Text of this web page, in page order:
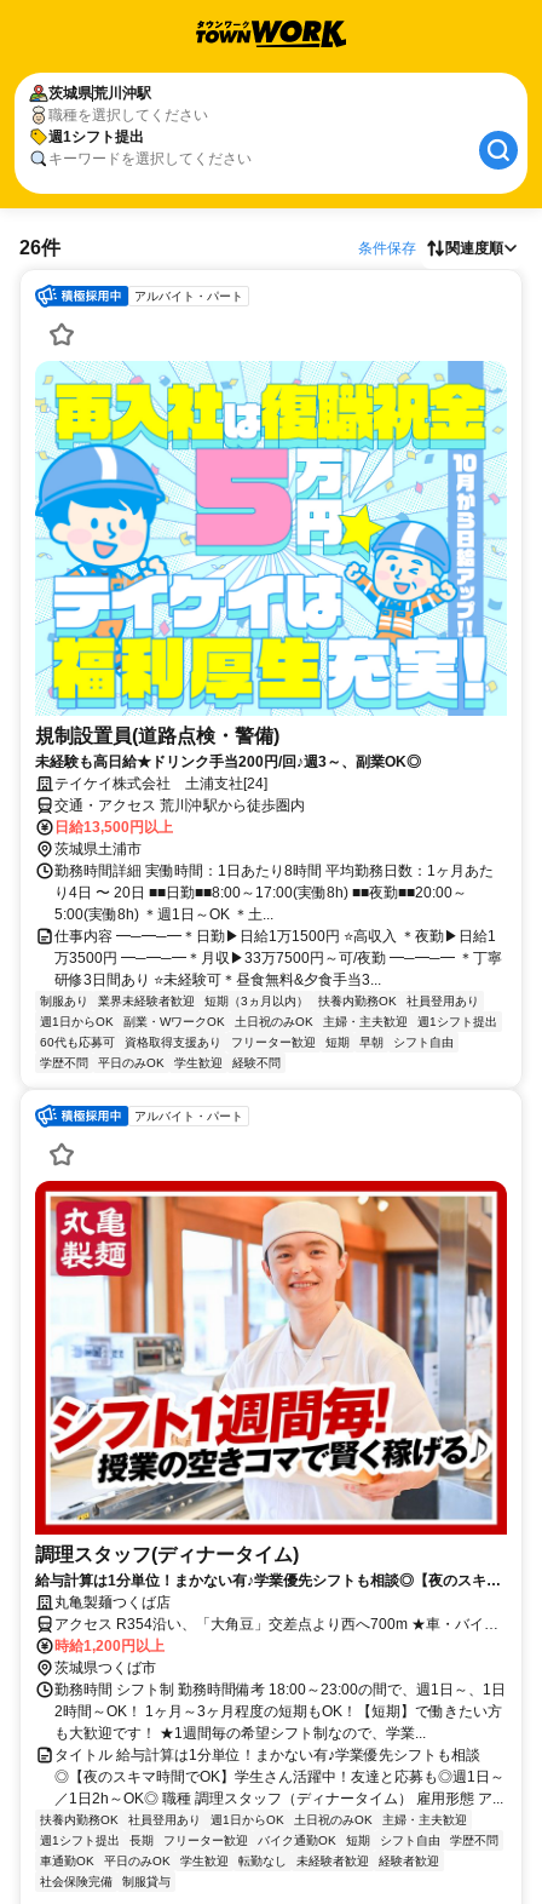
茨城県荒川沖駅
職種を選択してください
週1シフト提出
キーワードを選択してください
26件 条件保存 関連度順
アルバイト・パート
規制設置員(道路点検・警備)
未経験も高日給★ドリンク手当200円/回♪週3～、副業OK◎
テイケイ株式会社 土浦支社[24]
交通・アクセス 荒川沖駅から徒歩圏内
日給13,500円以上
茨城県土浦市
勤務時間詳細 実働時間：1日あたり8時間 平均勤務日数：1ヶ月あた
り4日 〜 20日 ■■日勤■■8:00～17:00(実働8h) ■■夜勤■■20:00～
5:00(実働8h) ＊週1日～OK ＊土...
仕事内容 ━─━─━＊日勤▶日給1万1500円 ⭐高収入 ＊夜勤▶日給1
万3500円 ━─━─━＊月収▶33万7500円～可/夜勤 ━─━─━ ＊丁寧
研修3日間あり ⭐未経験可＊昼食無料&夕食手当3...
制服あり 業界未経験者歓迎 短期（3ヵ月以内） 扶養内勤務OK
社員登用あり
週1日からOK
副業・WワークOK 土日祝のみOK 主婦・主夫歓迎
週1シフト提出
60代も応募可
資格取得支援あり フリーター歓迎 短期 早朝
シフト自由
学歴不問
平日のみOK 学生歓迎 経験不問
アルバイト・パート
調理スタッフ(ディナータイム)
給与計算は1分単位！まかない有♪学業優先シフトも相談◎【夜のスキマ
時間でOK】学生さん活躍中！友達と応募も◎週1日～／1日2h～OK◎
丸亀製麺つくば店
アクセス R354沿い、「大角豆」交差点より西へ700m ★車・バイク
通勤OK！ガソリン代も規定支給！ ★自転車通勤も可！（駐輪場料金
は自己負担、店にある場合は利用可）
時給1,200円以上
茨城県つくば市
勤務時間 シフト制 勤務時間備考 18:00～23:00の間で、週1日～、1日
2時間～OK！ 1ヶ月～3ヶ月程度の短期もOK！【短期】で働きたい方
も大歓迎です！ ★1週間毎の希望シフト制なので、学業...
タイトル 給与計算は1分単位！まかない有♪学業優先シフトも相談
◎【夜のスキマ時間でOK】学生さん活躍中！友達と応募も◎週1日～
／1日2h～OK◎ 職種 調理スタッフ（ディナータイム） 雇用形態 ア...
扶養内勤務OK 社員登用あり 週1日からOK 土日祝のみOK
主婦・主夫歓迎
週1シフト提出
長期 フリーター歓迎 バイク通勤OK 短期 シフト自由
学歴不問
車通勤OK
平日のみOK 学生歓迎 転勤なし 未経験者歓迎
経験者歓迎
社会保険完備
制服貸与